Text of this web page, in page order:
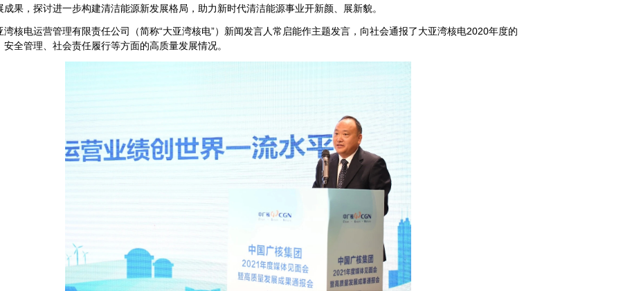
成果，探讨进一步构建清洁能源新发展格局，助力新时代清洁能源事业开新颜、展新貌。
湾核电运营管理有限责任公司（简称“大亚湾核电”）新闻发言人常启能作主题发言，向社会通报了大亚湾核电2020年度的
安全管理、社会责任履行等方面的高质量发展情况。